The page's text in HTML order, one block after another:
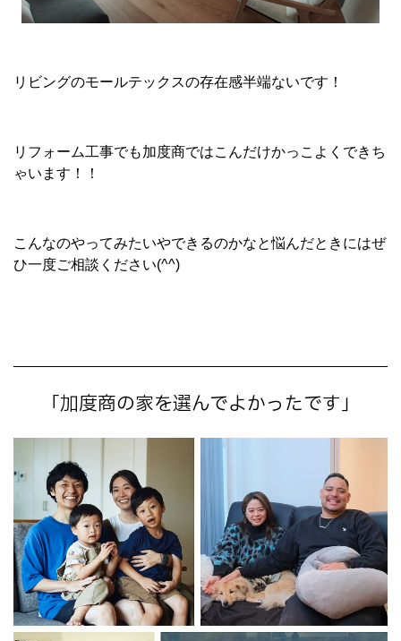
リビングのモールテックスの存在感半端ないです！
リフォーム工事でも加度商ではこんだけかっこよくできち
ゃいます！！
こんなのやってみたいやできるのかなと悩んだときにはぜ
ひ一度ご相談ください(^^)
「加度商の家を選んでよかったです」